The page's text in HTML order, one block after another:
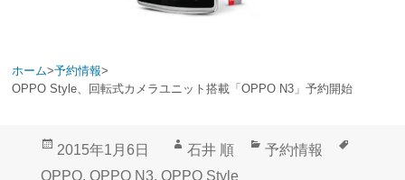
ホーム>予約情報>
OPPO Style、回転式カメラユニット搭載「OPPO N3」予約開始
投
稿
2015年1月6日
作
成
石井 順
カ
予約情報
OPPO, OPPO N3, OPPO Style